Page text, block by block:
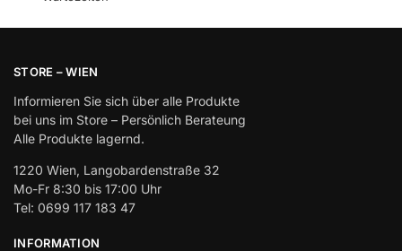
STORE – WIEN
Informieren Sie sich über alle Produkte
bei uns im Store – Persönlich Berateung
Alle Produkte lagernd.
1220 Wien, Langobardenstraße 32
Mo-Fr 8:30 bis 17:00 Uhr
Tel: 0699 117 183 47
INFORMATION